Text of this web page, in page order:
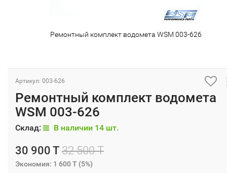
Ремонтный комплект водомета WSM 003-626
Артикул: 003-626
Ремонтный комплект водомета
WSM 003-626
Склад: В наличии 14 шт.
30 900 T 32 500 T
Экономия: 1 600 T (5%)